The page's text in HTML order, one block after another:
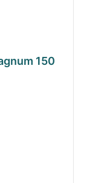
150